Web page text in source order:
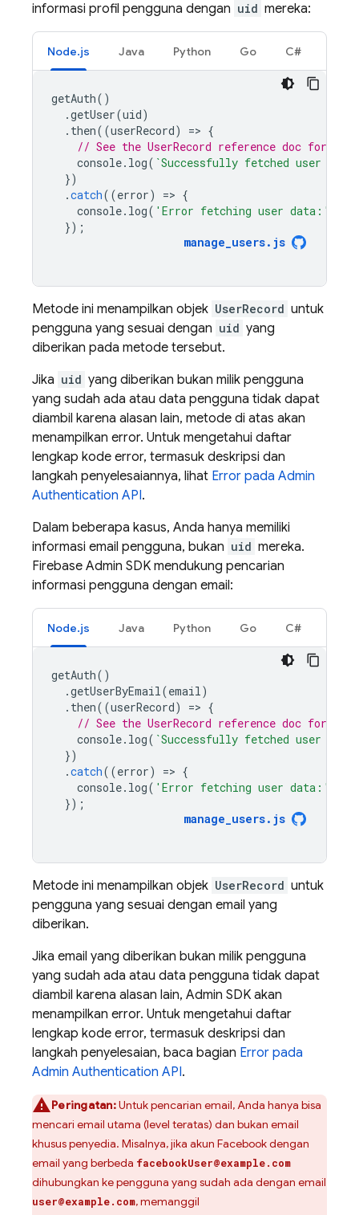
informasi profil pengguna dengan uid mereka:
Node.js Java Python Go C#
getAuth()
.getUser(uid)
. then((userRecord) => {
// See the UserRecord reference doc for the
console. log( `Successfully fetched user
})
.catch((error) => {
console. log( 'Error fetching user data:'
});
manage_users. js
Metode ini menampilkan objek UserRecord untuk
pengguna yang sesuai dengan uid yang
diberikan pada metode tersebut.
Jika uid yang diberikan bukan milik pengguna
yang sudah ada atau data pengguna tidak dapat
diambil karena alasan lain, metode di atas akan
menampilkan error. Untuk mengetahui daftar
lengkap kode error, termasuk deskripsi dan
langkah penyelesaiannya, lihat Error pada Admin
Authentication API.
Dalam beberapa kasus, Anda hanya memiliki
informasi email pengguna, bukan uid mereka.
Firebase Admin SDK mendukung pencarian
informasi pengguna dengan email:
Node.js Java Python Go C#
getAuth()
.getUserByEmail(email)
. then((userRecord) => {
// See the UserRecord reference doc for the
console. log( `Successfully fetched user
})
.catch((error) => {
console. log( 'Error fetching user data:'
});
manage_users. js
Metode ini menampilkan objek UserRecord untuk
pengguna yang sesuai dengan email yang
diberikan.
Jika email yang diberikan bukan milik pengguna
yang sudah ada atau data pengguna tidak dapat
diambil karena alasan lain, Admin SDK akan
menampilkan error. Untuk mengetahui daftar
lengkap kode error, termasuk deskripsi dan
langkah penyelesaian, baca bagian Error pada
Admin Authentication API.
Peringatan:Untuk pencarian email, Anda hanya bisa
mencari email utama (level teratas) dan bukan email
khusus penyedia. Misalnya, jika akun Facebook dengan
email yang berbeda facebookUser@example.com
dihubungkan ke pengguna yang sudah ada dengan email
user@example.com, memanggil